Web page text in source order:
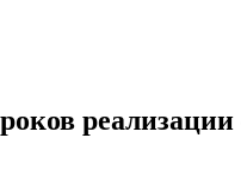
реализации